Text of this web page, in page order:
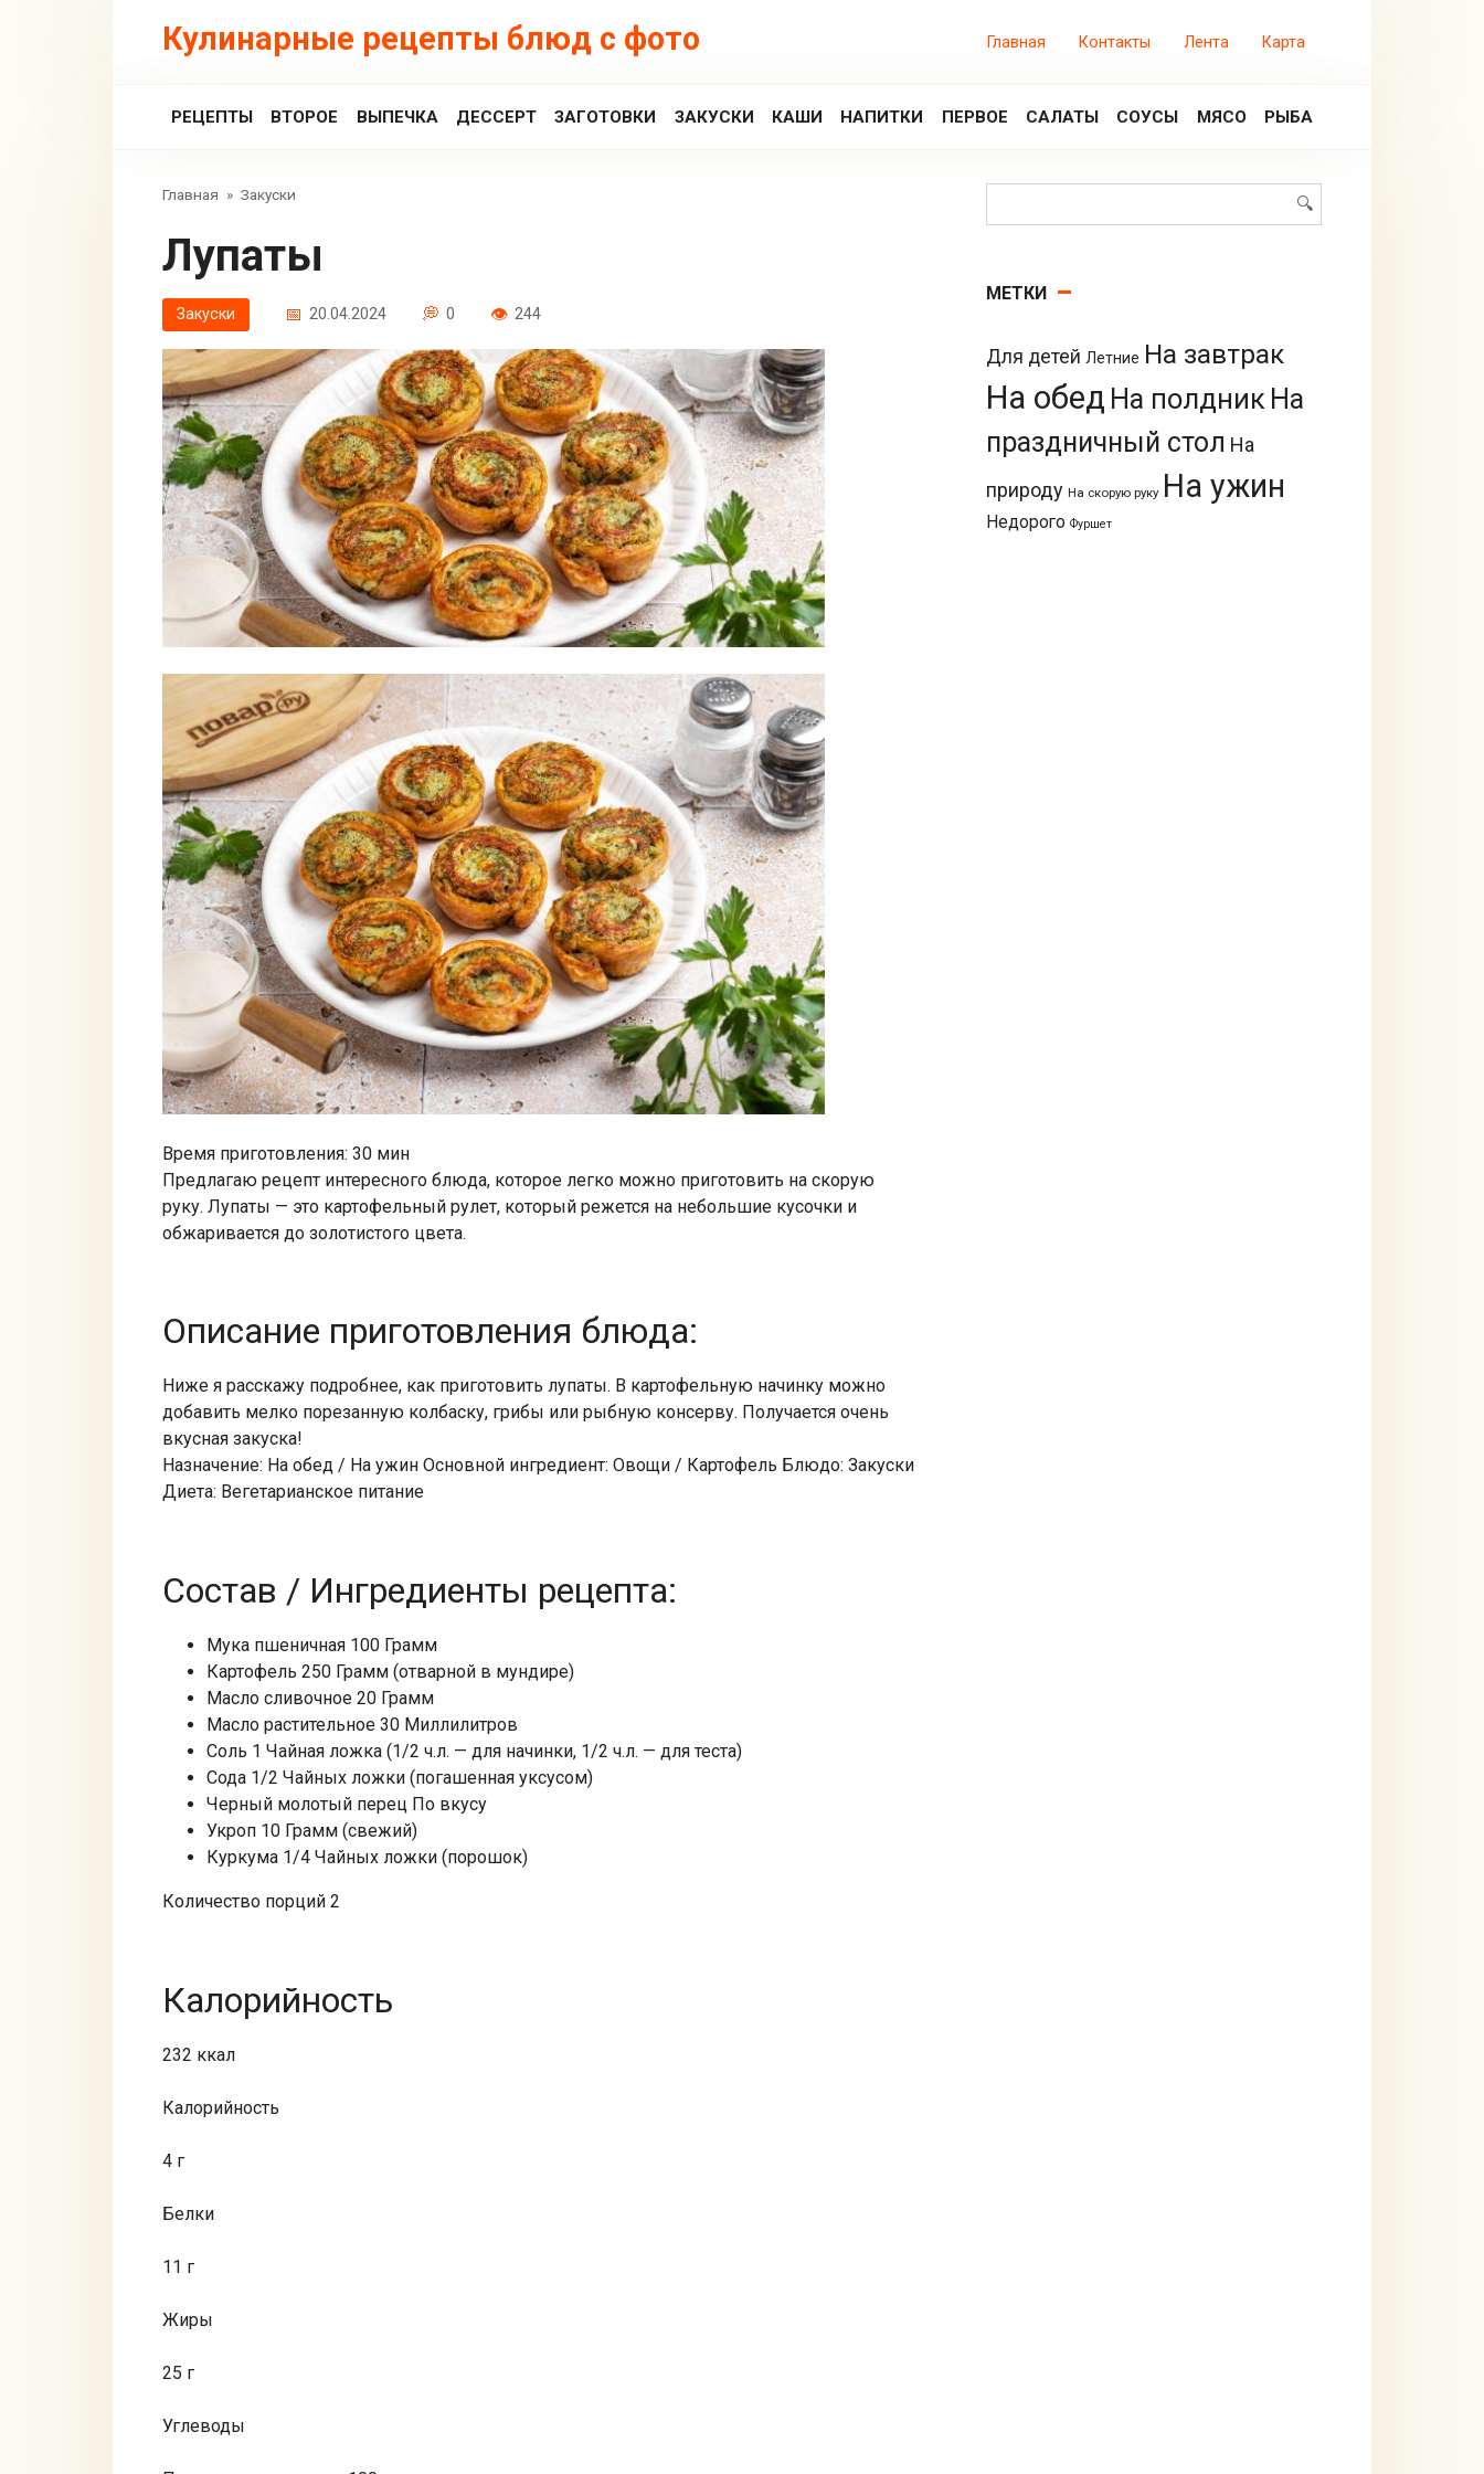
Кулинарные рецепты блюд с фото Главная Контакты Лента Карта
РЕЦЕПТЫ ВТОРОЕ ВЫПЕЧКА ДЕССЕРТ ЗАГОТОВКИ ЗАКУСКИ КАШИ НАПИТКИ ПЕРВОЕ САЛАТЫ СОУСЫ МЯСО РЫБА
Главная » Закуски
Лупаты
Закуски 20.04.2024 0 244
Время приготовления: 30 мин
Предлагаю рецепт интересного блюда, которое легко можно приготовить на скорую
руку. Лупаты — это картофельный рулет, который режется на небольшие кусочки и
обжаривается до золотистого цвета.
Описание приготовления блюда:
Ниже я расскажу подробнее, как приготовить лупаты. В картофельную начинку можно
добавить мелко порезанную колбаску, грибы или рыбную консерву. Получается очень
вкусная закуска!
Назначение: На обед / На ужин Основной ингредиент: Овощи / Картофель Блюдо: Закуски
Диета: Вегетарианское питание
Состав / Ингредиенты рецепта:
Мука пшеничная 100 Грамм
Картофель 250 Грамм (отварной в мундире)
Масло сливочное 20 Грамм
Масло растительное 30 Миллилитров
Соль 1 Чайная ложка (1/2 ч.л. — для начинки, 1/2 ч.л. — для теста)
Сода 1/2 Чайных ложки (погашенная уксусом)
Черный молотый перец По вкусу
Укроп 10 Грамм (свежий)
Куркума 1/4 Чайных ложки (порошок)
Количество порций 2
Калорийность
232 ккал
Калорийность
4 г
Белки
11 г
Жиры
25 г
Углеводы
МЕТКИ
Для детей Летние На завтрак
На обед На полдник На
праздничный стол На
природу На скорую руку На ужин
Недорого Фуршет